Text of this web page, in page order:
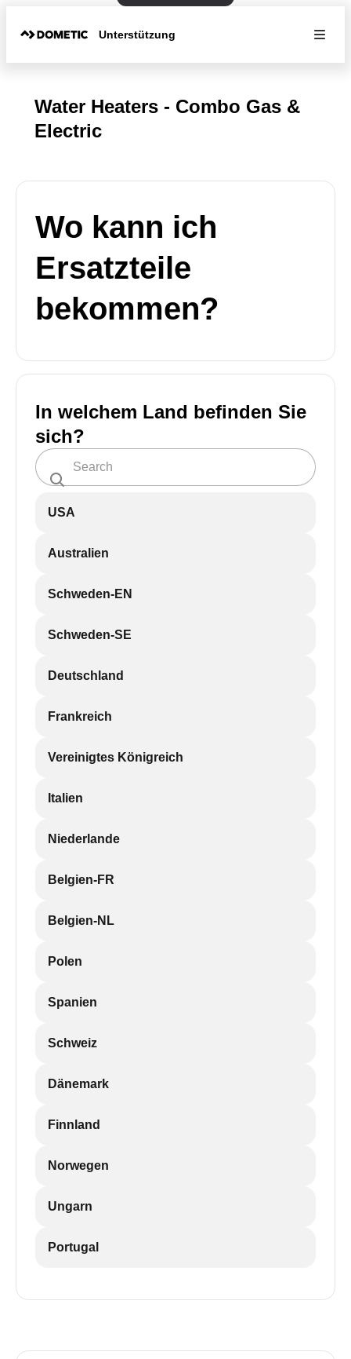
Unterstützung
Water Heaters - Combo Gas &
Electric
Wo kann ich
Ersatzteile
bekommen?
In welchem Land befinden Sie
sich?
USA
Australien
Schweden-EN
Schweden-SE
Deutschland
Frankreich
Vereinigtes Königreich
Italien
Niederlande
Belgien-FR
Belgien-NL
Polen
Spanien
Schweiz
Dänemark
Finnland
Norwegen
Ungarn
Portugal